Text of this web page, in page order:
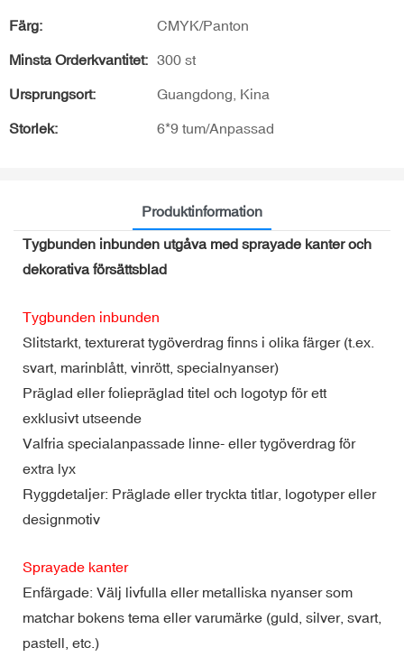
Färg: CMYK/Panton
Minsta Orderkvantitet: 300 st
Ursprungsort: Guangdong, Kina
Storlek: 6*9 tum/Anpassad
Produktinformation
Tygbunden inbunden utgåva med sprayade kanter och
dekorativa försättsblad
Tygbunden inbunden
Slitstarkt, texturerat tygöverdrag finns i olika färger (t.ex.
svart, marinblått, vinrött, specialnyanser)
Präglad eller foliepräglad titel och logotyp för ett
exklusivt utseende
Valfria specialanpassade linne- eller tygöverdrag för
extra lyx
Ryggdetaljer: Präglade eller tryckta titlar, logotyper eller
designmotiv
Sprayade kanter
Enfärgade: Välj livfulla eller metalliska nyanser som
matchar bokens tema eller varumärke (guld, silver, svart,
pastell, etc.)